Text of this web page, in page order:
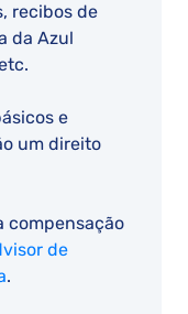
recibos de
da Azul
e
um direito
compensação
de
.